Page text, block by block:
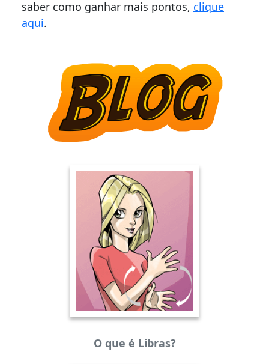
saber como ganhar mais pontos, clique
aqui.
O que é Libras?